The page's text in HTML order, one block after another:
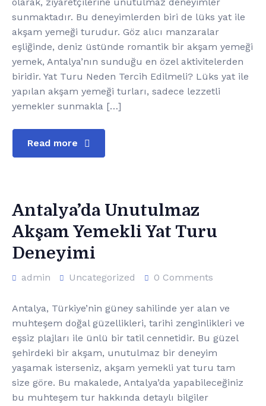
sunmaktadır. Bu deneyimlerden biri de lüks yat ile
akşam yemeği turudur. Göz alıcı manzaralar
eşliğinde, deniz üstünde romantik bir akşam yemeği
yemek, Antalya’nın sunduğu en özel aktivitelerden
biridir. Yat Turu Neden Tercih Edilmeli? Lüks yat ile
yapılan akşam yemeği turları, sadece lezzetli
yemekler sunmakla […]
Read more
Antalya’da Unutulmaz
Akşam Yemekli Yat Turu
Deneyimi
admin Uncategorized 0 Comments
Antalya, Türkiye’nin güney sahilinde yer alan ve
muhteşem doğal güzellikleri, tarihi zenginlikleri ve
eşsiz plajları ile ünlü bir tatil cennetidir. Bu güzel
şehirdeki bir akşam, unutulmaz bir deneyim
yaşamak isterseniz, akşam yemekli yat turu tam
size göre. Bu makalede, Antalya’da yapabileceğiniz
bu muhteşem tur hakkında detaylı bilgiler